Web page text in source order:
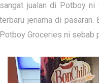
sangat jualan di Potboy ni
terbaru jenama di pasaran.
Potboy Groceries ni sebab